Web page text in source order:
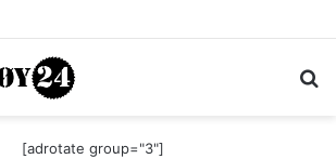
bordsaga til Festool billigere
[adrotate group="3"]